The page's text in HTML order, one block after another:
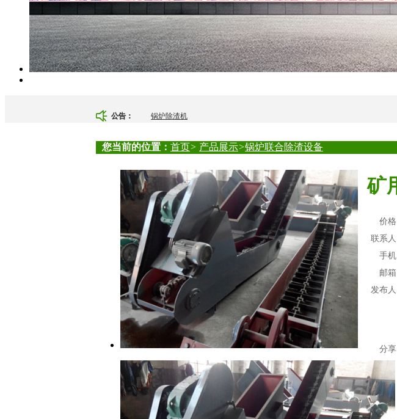
公告： 锅炉除渣机
WT6调速箱，WT10调速箱，WT20锅炉调速箱
GL20P减速机-锅炉炉排减速机
锅炉减速机厂房实景
XSC型钢制脱硫除尘器
LX锅炉捞渣机
GL-20P型锅炉减速机
DGC单链刮板除渣机
您当前的位置： 首页> 产品展示>锅炉联合除渣设备
矿
价格
联系人
手机
邮箱
发布人
分享